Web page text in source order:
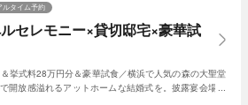
ルセレモニー×貸切邸宅×豪華試
ルタイム予約
挙式料28万円分＆豪華試食／横浜で人気の森の大聖堂
開放感溢れるアットホームな結婚式を。披露宴会場や